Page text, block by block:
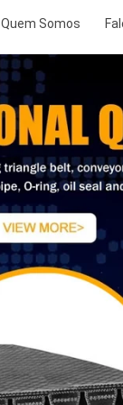
Quem Somos